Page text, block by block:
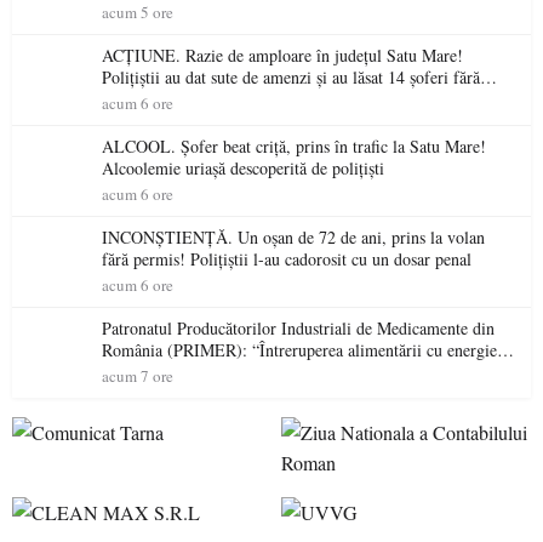
acum 5 ore
ACȚIUNE. Razie de amploare în județul Satu Mare!
Polițiștii au dat sute de amenzi și au lăsat 14 șoferi fără
permis într-o singură zi
acum 6 ore
ALCOOL. Șofer beat criță, prins în trafic la Satu Mare!
Alcoolemie uriașă descoperită de polițiști
acum 6 ore
INCONȘTIENȚĂ. Un oșan de 72 de ani, prins la volan
fără permis! Polițiștii l-au cadorosit cu un dosar penal
acum 6 ore
Patronatul Producătorilor Industriali de Medicamente din
România (PRIMER): “Întreruperea alimentării cu energie
electrică a fabricilor de medicamente va pune în pericol
acum 7 ore